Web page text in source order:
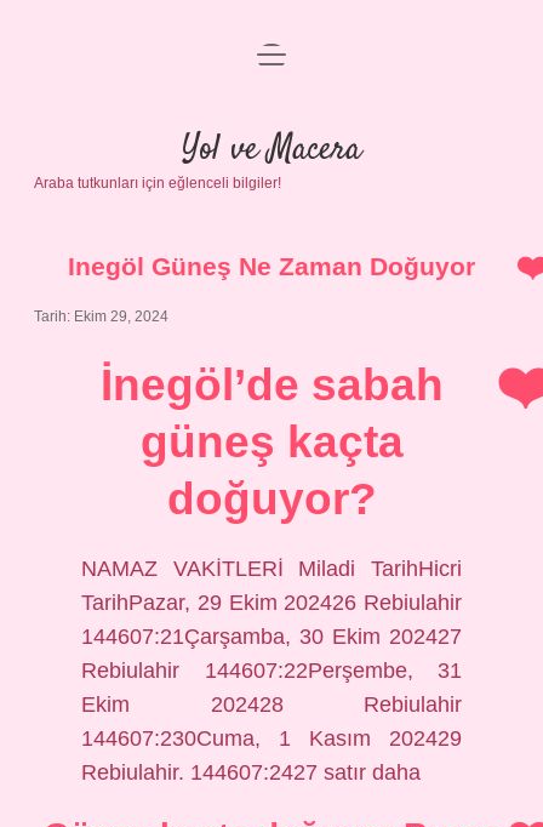
Anasayfa
Gizlilik Politikası
Yasal Uyarı
menüyü
Yol ve Macera
Araba tutkunları için eğlenceli bilgiler!
Inegöl Güneş Ne Zaman Doğuyor
Tarih: Ekim 29, 2024
İnegöl’de sabah
güneş kaçta
doğuyor?
NAMAZ VAKİTLERİ Miladi TarihHicri
TarihPazar, 29 Ekim 202426 Rebiulahir
144607:21Çarşamba, 30 Ekim 202427
Rebiulahir 144607:22Perşembe, 31
Ekim 202428 Rebiulahir
144607:230Cuma, 1 Kasım 202429
Rebiulahir. 144607:2427 satır daha